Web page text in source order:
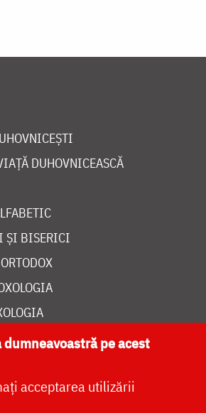
DUHOVNICEASCĂ
ȘI BISERICI
MEDIA
pe acest
acceptarea utilizării